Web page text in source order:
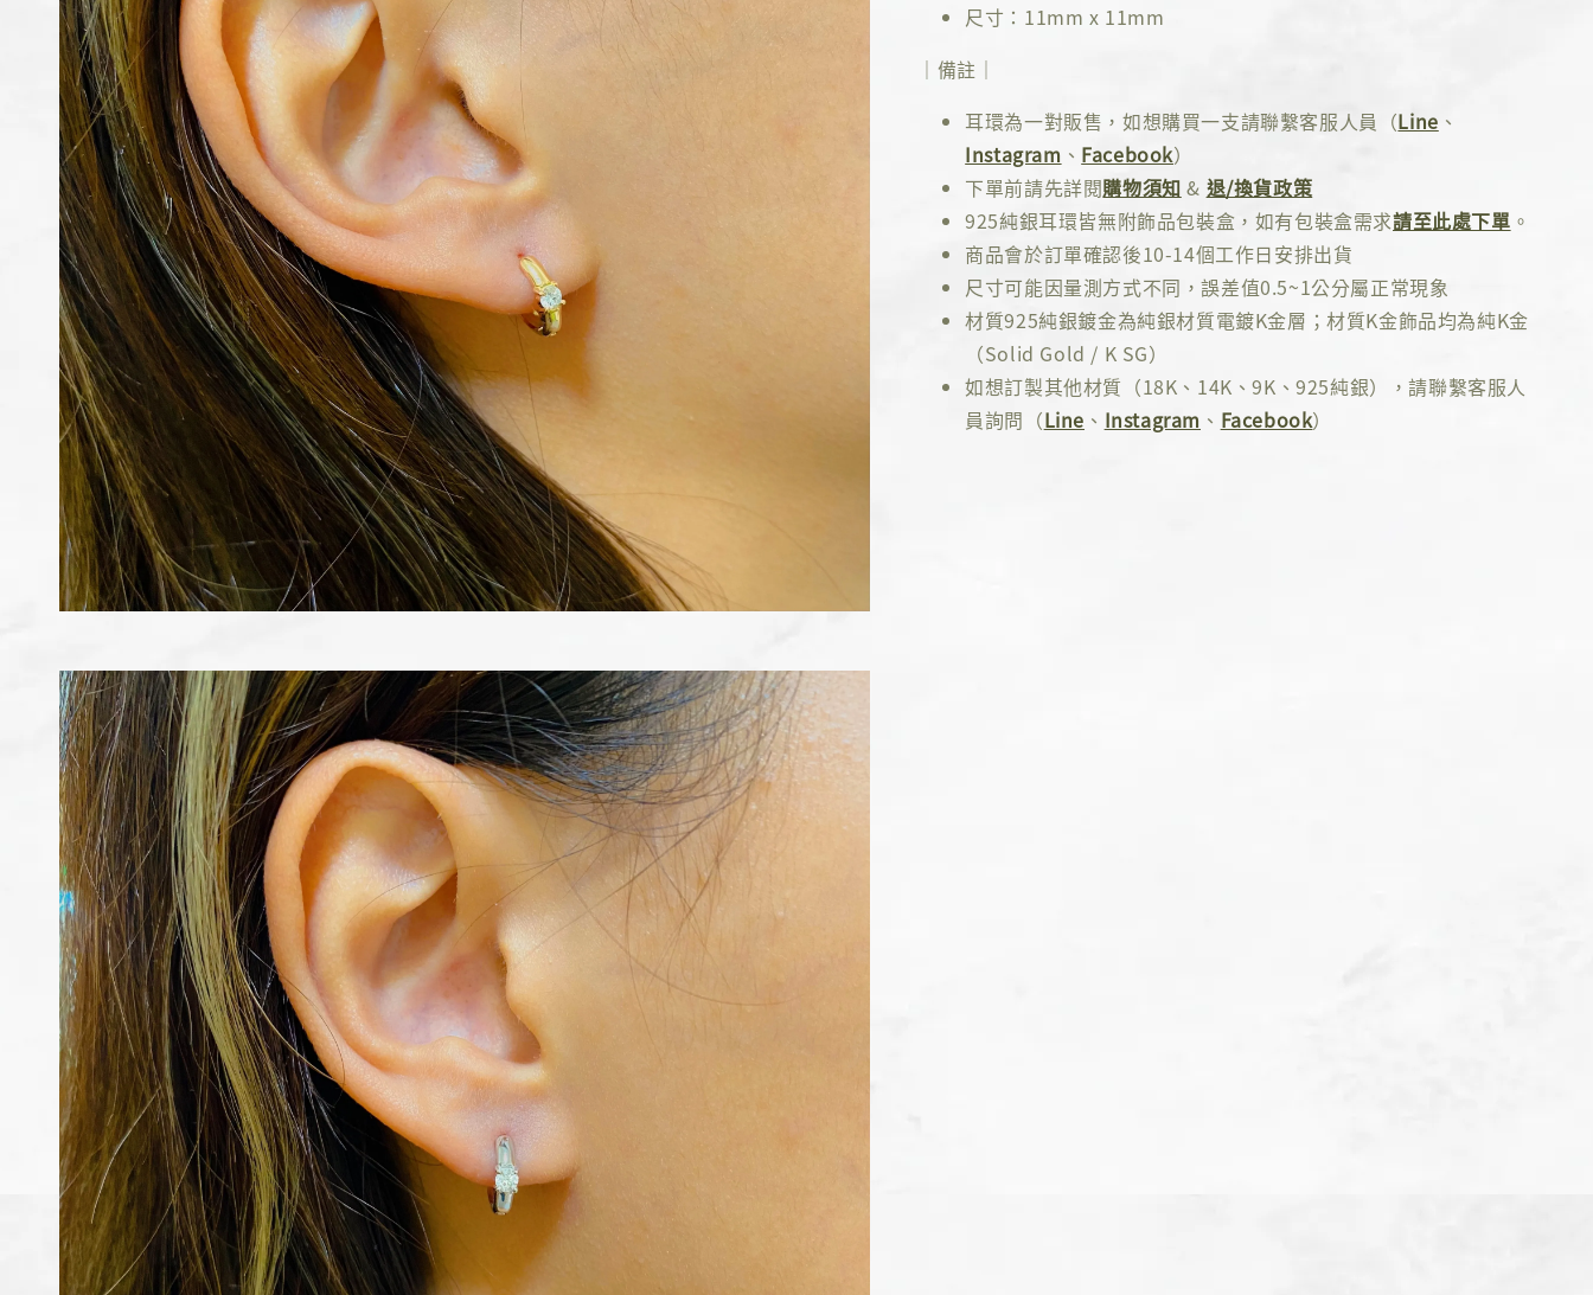
尺寸：11mm x 11mm
｜備註｜
耳環為一對販售，如想購買一支請聯繫客服人員（Line 、
Instagram 、 Facebook）
下單前請先詳閱購物須知 & 退/換貨政策
925純銀耳環皆無附飾品包裝盒，如有包裝盒需求請至此處下單 。
商品會於訂單確認後10-14個工作日安排出貨
尺寸可能因量測方式不同，誤差值0.5~1公分屬正常現象
材質925純銀鍍金為純銀材質電鍍K金層；材質K金飾品均為純K金
（Solid Gold / K SG）
如想訂製其他材質（18K、14K、9K、925純銀），請聯繫客服人
員詢問（Line 、 Instagram 、 Facebook）